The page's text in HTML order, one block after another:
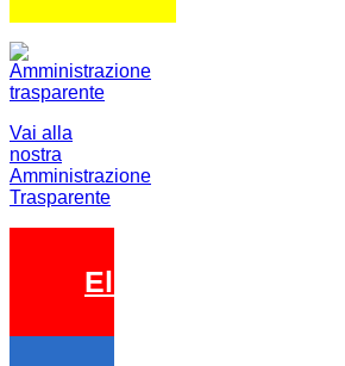
Vai alla
nostra
Amministrazione
Trasparente
Elezioni 2026